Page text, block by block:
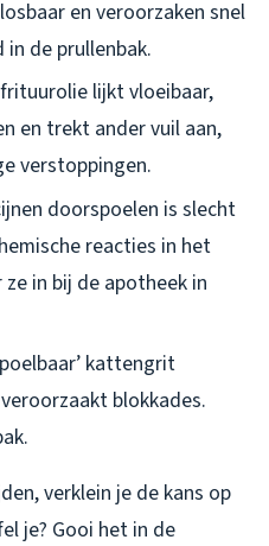
en veroorzaken snel
de prullenbak.
lijkt vloeibaar,
en trekt ander vuil aan,
verstoppingen.
doorspoelen is slecht
reacties in het
in bij de apotheek in
kattengrit
blokkades.
verklein je de kans op
je? Gooi het in de